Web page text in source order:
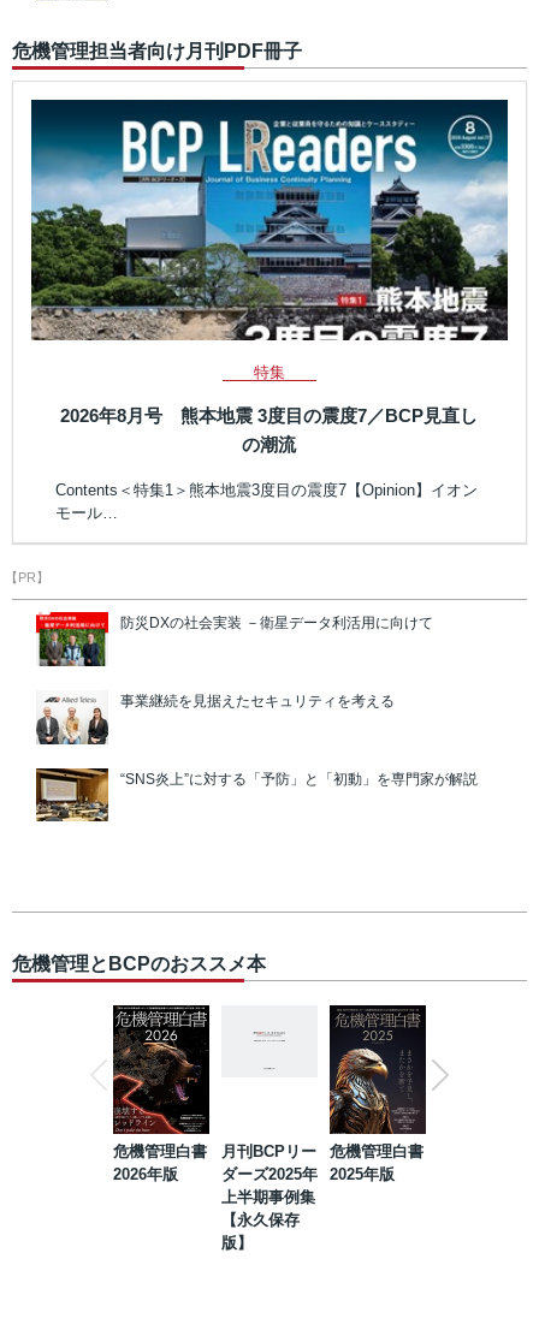
危機管理担当者向け月刊PDF冊子
特集
2026年8月号 熊本地震 3度目の震度7／BCP見直し
の潮流
Contents＜特集1＞熊本地震3度目の震度7【Opinion】イオン
モール…
【PR】
防災DXの社会実装 －衛星データ利活用に向けて
事業継続を見据えたセキュリティを考える
“SNS炎上”に対する「予防」と「初動」を専門家が解説
危機管理とBCPのおススメ本
危機管理白書
2026年版
月刊BCPリー
ダーズ2025年
上半期事例集
【永久保存
版】
危機管理白書
2025年版